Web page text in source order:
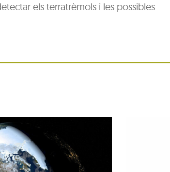
els terratrèmols i les possibles
del barri de